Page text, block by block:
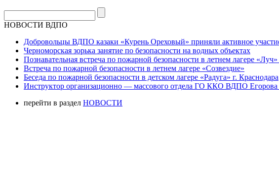
НОВОСТИ ВДПО
Добровольцы ВДПО казаки «Курень Ореховый» приняли активное
Черноморская зорька занятие по безопасности на водных объектах
Познавательная встреча по пожарной безопасности в летнем лагере
Встреча по пожарной безопасности в летнем лагере «Созвездие»
Беседа по пожарной безопасности в детском лагере «Радуга» г. Краснодара
Инструктор организационно — массового отдела ГО ККО ВДПО Егорова
перейти в раздел НОВОСТИ